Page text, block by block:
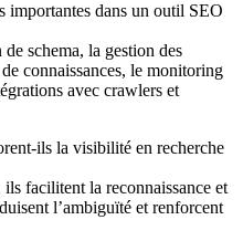
importantes dans un outil SEO
schema, la gestion des
connaissances, le monitoring
avec crawlers et
ils la visibilité en recherche
facilitent la reconnaissance et
l’ambiguïté et renforcent